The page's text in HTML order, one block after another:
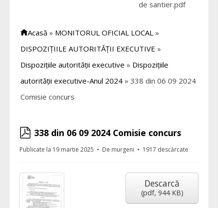
de santier.pdf
Acasă » MONITORUL OFICIAL LOCAL »
DISPOZIȚIILE AUTORITĂȚII EXECUTIVE »
Dispozițiile autorității executive » Dispozițiile
autorității executive-Anul 2024 » 338 din 06 09 2024
Comisie concurs
pdf
338 din 06 09 2024 Comisie concurs
Publicate la 19 martie 2025 De murgeni 1917 descărcate
Descarcă
(pdf, 944 KB)